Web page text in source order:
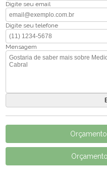
Digite seu email
Digite seu telefone
Mensagem